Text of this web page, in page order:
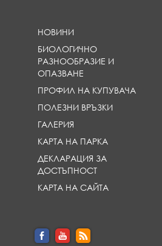
НОВИНИ
БИОЛОГИЧНО
РАЗНООБРАЗИЕ И
ОПАЗВАНЕ
ПРОФИЛ НА КУПУВАЧА
ПОЛЕЗНИ ВРЪЗКИ
ГАЛЕРИЯ
КАРТА НА ПАРКА
ДЕКЛАРАЦИЯ ЗА
ДОСТЪПНОСТ
КАРТА НА САЙТА